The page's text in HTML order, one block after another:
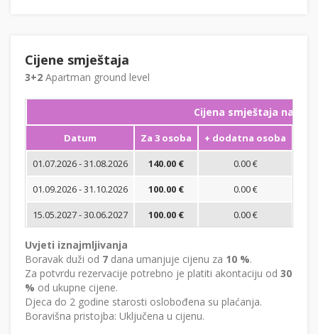
Cijene smještaja
3+2 Apartman ground level
Cijena smještaja na noć
Datum Za 3 osoba + dodatna osoba
01.07.2026 - 31.08.2026
140.00 €
0.00 €
01.09.2026 - 31.10.2026
100.00 €
0.00 €
15.05.2027 - 30.06.2027
100.00 € 0.00 €
Uvjeti iznajmljivanja
Boravak duži od 7 dana umanjuje cijenu za 10 %.
Za potvrdu rezervacije potrebno je platiti akontaciju od 30
% od ukupne cijene.
Djeca do 2 godine starosti oslobođena su plaćanja.
Boravišna pristojba: Uključena u cijenu.